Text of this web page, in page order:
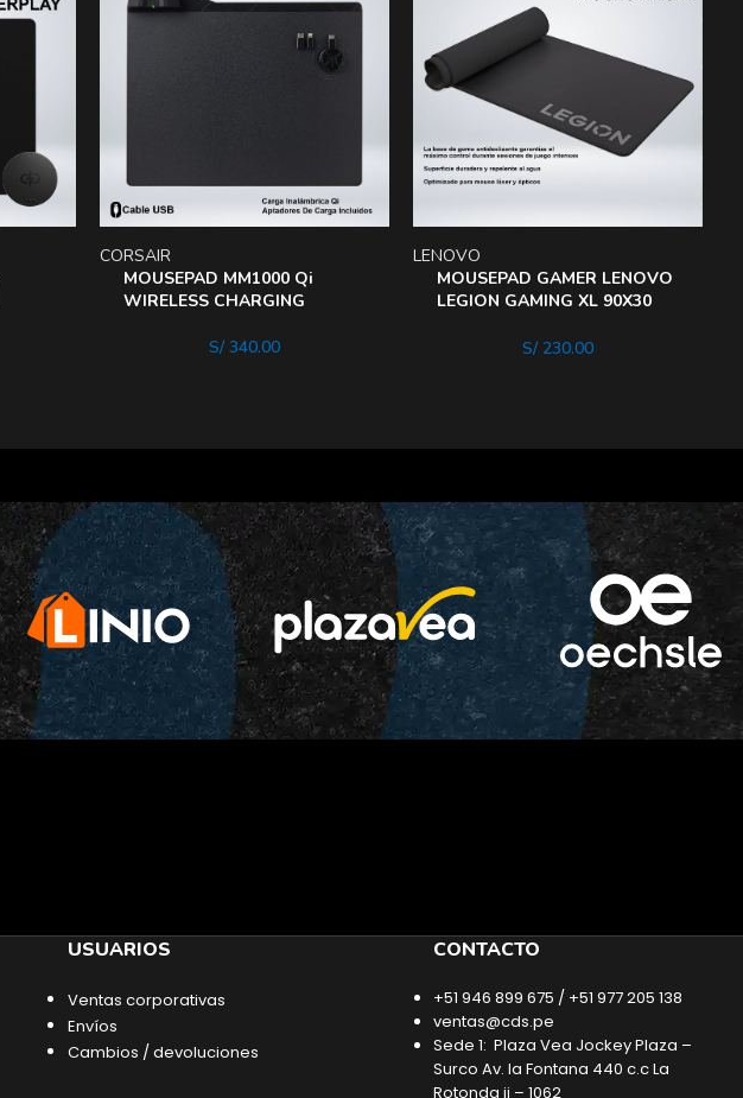
MOUSEPAD MM1000 Qi
WIRELESS CHARGING
CORSAIR
S/340.00
MOUSEPAD GAMER LENOVO
LEGION GAMING XL 90X30
LENOVO
S/230.00
USUARIOS
Ventas corporativas
Envíos
Cambios / devoluciones
CONTACTO
+51 946 899 675 / +51 977 205 138
ventas@cds.pe
Sede 1: Plaza Vea Jockey Plaza –
Surco Av. la Fontana 440 c.c La
Rotonda ii – 1062